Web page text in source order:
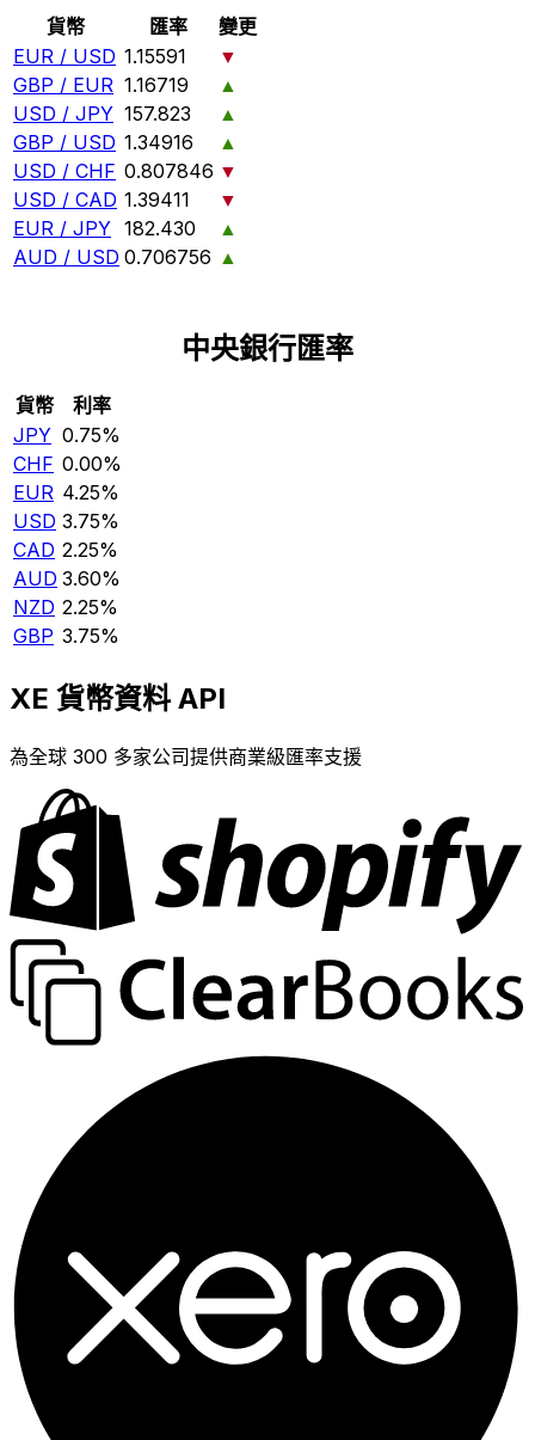
貨幣 匯率
變更
EUR / USD 1.15591
▼
GBP / EUR 1.16719
▲
USD / JPY 157.823
▲
GBP / USD 1.34916
▲
USD / CHF 0.807846 ▼
USD / CAD 1.39411
▼
EUR / JPY 182.430
▲
AUD / USD 0.706756 ▲
中央銀行匯率
貨幣
利率
JPY 0.75%
CHF 0.00%
EUR 4.25%
USD 3.75%
CAD 2.25%
AUD 3.60%
NZD 2.25%
GBP 3.75%
XE 貨幣資料 API
為全球 300 多家公司提供商業級匯率支援